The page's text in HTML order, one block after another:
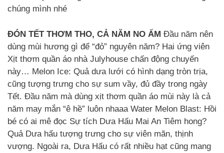
chúng mình nhé
ĐÓN TẾT THƠM THO, CẢ NĂM NO ẤM Đầu năm nên
dùng mùi hương gì để “đỏ” nguyên năm? Hai ứng viên
Xịt thơm quần áo nhà Julyhouse chấn động chuyến
này… Melon Ice: Quả dưa lưới có hình dạng tròn trịa,
cũng tượng trưng cho sự sum vầy, đủ đầy trong ngày
Tết. Đầu năm mà dùng xịt thơm quần áo mùi này là cả
năm may mắn “ê hề” luôn nhaaa Water Melon Blast: Hồi
bé có ai mê đọc Sự tích Dưa Hấu Mai An Tiêm hong?
Quả Dưa hấu tượng trưng cho sự viên mãn, thịnh
vượng. Ngoài ra, Dưa Hấu có rất nhiều hạt cũng mang